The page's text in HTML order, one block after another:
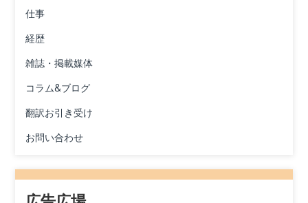
仕事
経歴
雑誌・掲載媒体
コラム&ブログ
翻訳お引き受け
お問い合わせ